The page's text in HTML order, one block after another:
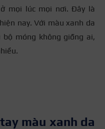
mọi lúc mọi nơi. Đây là
nay. Với màu xanh da
móng không giống ai,
màu xanh da